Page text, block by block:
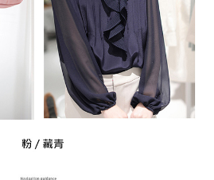
用他人資訊註冊。若發現惡意使用之情形，
止該用戶之使用額度並採取法律行動。